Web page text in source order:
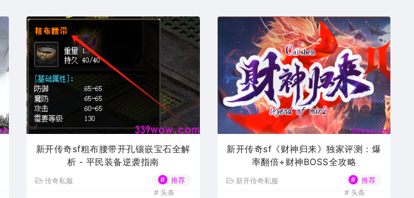
新开传奇sf粗布腰带开孔镶嵌宝石全解
析 - 平民装备逆袭指南
传奇私服 #
推荐
# 头条
新开传奇sf《财神归来》独家评测：爆
率翻倍+财神BOSS全攻略
新开传奇私服 #
推荐
# 头条